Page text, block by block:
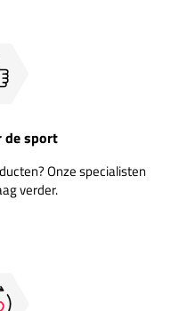
de sport
Onze specialisten
verder.